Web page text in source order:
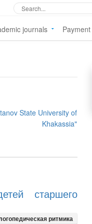
journals Payment
State University of
Khakassia"
старшего
ритмика